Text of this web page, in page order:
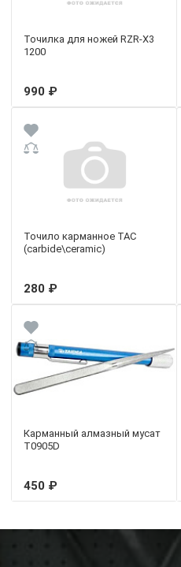
Точилка для ножей RZR-X3
1200
990 ₽
Точило карманное TAC
(carbide\ceramic)
280 ₽
Карманный алмазный мусат
T0905D
450 ₽